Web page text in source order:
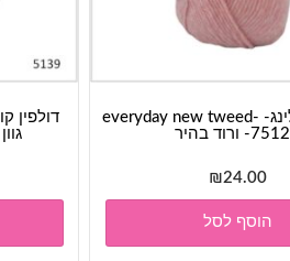
גוון 80409- לבן כחול וירוק
חוט אנטיפילינג- everyday new tweed-
ורוד בהיר
₪24.00
הוסף לסל